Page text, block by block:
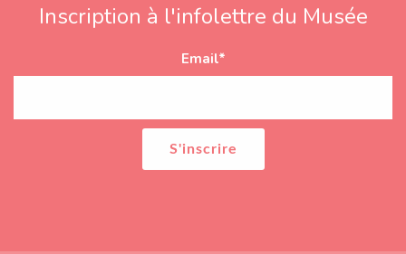
Inscription à l'infolettre du Musée
Email*